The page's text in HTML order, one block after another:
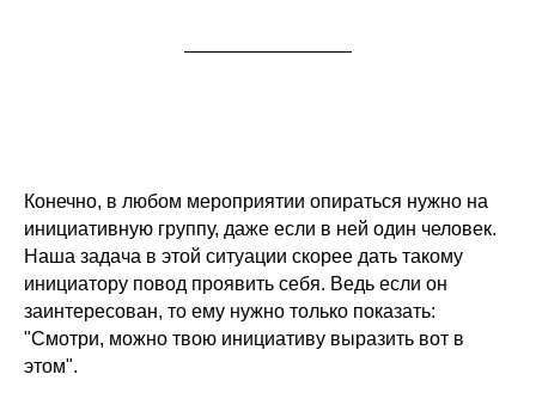
Конечно, в любом мероприятии опираться нужно на
инициативную группу, даже если в ней один человек.
Наша задача в этой ситуации скорее дать такому
инициатору повод проявить себя. Ведь если он
заинтересован, то ему нужно только показать:
"Смотри, можно твою инициативу выразить вот в
этом".